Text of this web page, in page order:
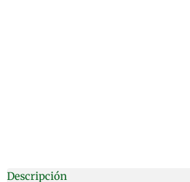
Descripción